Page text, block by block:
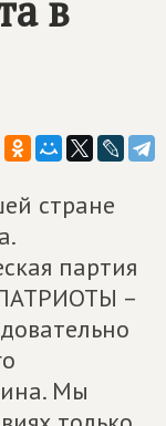
в
стране
партия
–
Мы